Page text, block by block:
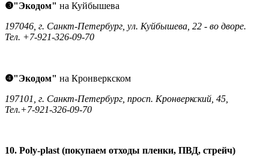
❸"Экодом" на Куйбышева
197046, г. Санкт-Петербург, ул. Куйбышева, 22 - во дворе.
Тел. +7-921-326-09-70
❹"Экодом" на Кронверкском
197101, г. Санкт-Петербург, просп. Кронверкский, 45,
Тел.+7-921-326-09-70
10. Poly-plast (покупаем отходы пленки, ПВД, стрейч)